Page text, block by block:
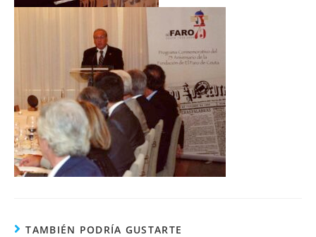
TAMBIÉN PODRÍA GUSTARTE